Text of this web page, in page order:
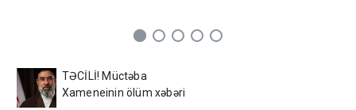
TƏCİLİ! Müctəba
Xameneinin ölüm xəbəri